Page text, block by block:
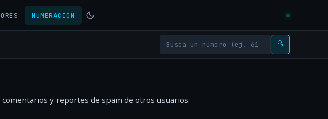
NUMERACIÓN
🔍
comentarios y reportes de spam de otros usuarios.